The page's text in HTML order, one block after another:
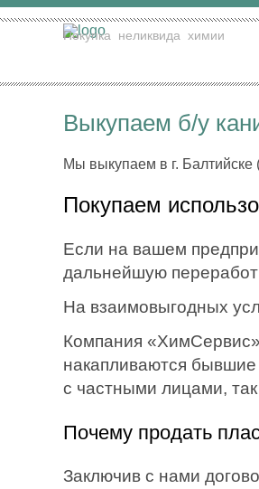
Покупка неликвида химии
Выкупаем б/у
Мы выкупаем в г. Балтийске
Покупаем
Если на вашем
дальнейшую
На взаимовыгодных
Компания
накапливаются
с частными лицами,
Почему продать
Заключив с нами